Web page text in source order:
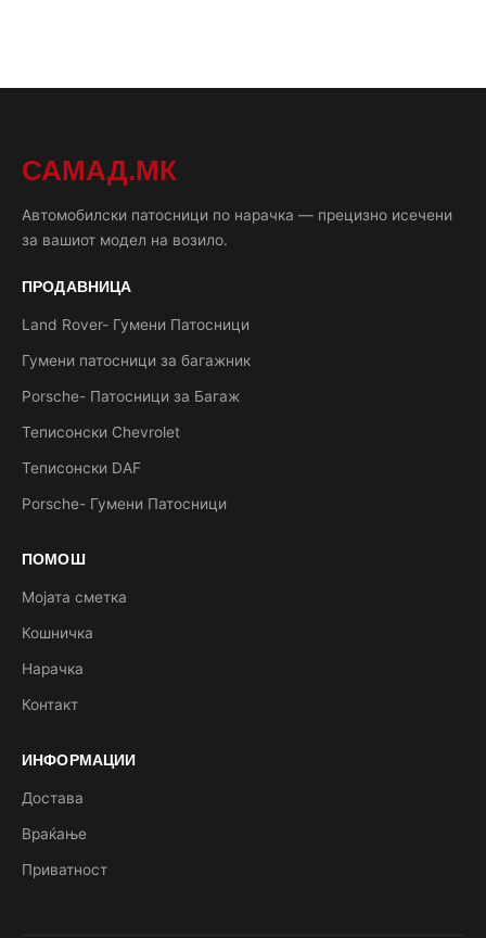
САМАД.МК
Автомобилски патосници по нарачка — прецизно исечени
за вашиот модел на возило.
ПРОДАВНИЦА
Land Rover- Гумени Патосници
Гумени патосници за багажник
Porsche- Патосници за Багаж
Теписонски Chevrolet
Теписонски DAF
Porsche- Гумени Патосници
ПОМОШ
Мојата сметка
Кошничка
Нарачка
Контакт
ИНФОРМАЦИИ
Достава
Враќање
Приватност